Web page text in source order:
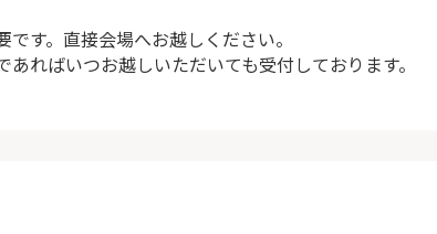
です。直接会場へお越しください。
あればいつお越しいただいても受付しております。